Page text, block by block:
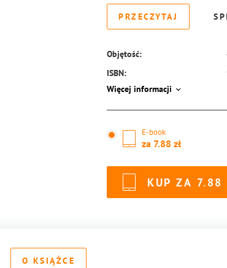
PRZECZYTAJ
Objętość:
ISBN:
Więcej informacji
E-book
za 7.88
KUP ZA 7.88
O KSIĄŻCE